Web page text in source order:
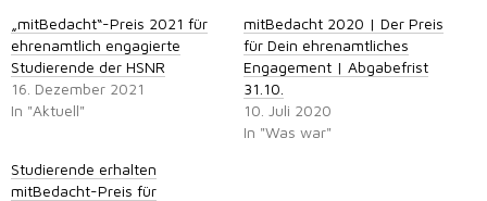
„mitBedacht“-Preis 2021 für
ehrenamtlich engagierte
Studierende der HSNR
16. Dezember 2021
In "Aktuell"
mitBedacht 2020 | Der Preis
für Dein ehrenamtliches
Engagement | Abgabefrist
31.10.
10. Juli 2020
In "Was war"
Studierende erhalten
mitBedacht-Preis für